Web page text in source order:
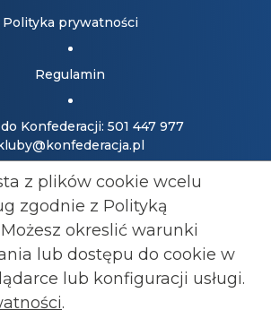
Polityka prywatności
Regulamin
do Konfederacji: 501 447 977
kluby@konfederacja.pl
dla mediów: 690 868 101
wersję strony
z plików cookie wcelu
zgodnie z Polityką
okreslić warunki
lub dostępu do cookie w
lub konfiguracji usługi.
.